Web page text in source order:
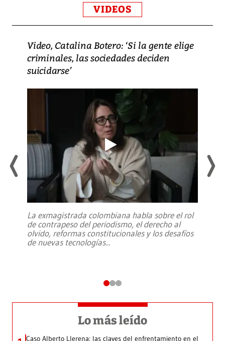
VIDEOS
Video, Catalina Botero: ‘Si la gente elige
criminales, las sociedades deciden
suicidarse’
La exmagistrada colombiana habla sobre el rol
de contrapeso del periodismo, el derecho al
olvido, reformas constitucionales y los desafíos
de nuevas tecnologías...
Lo más leído
Caso Alberto Llerena: las claves del enfrentamiento en el